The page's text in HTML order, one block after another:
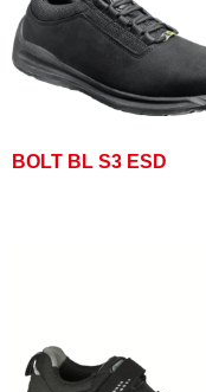
BOLT BL S3 ESD